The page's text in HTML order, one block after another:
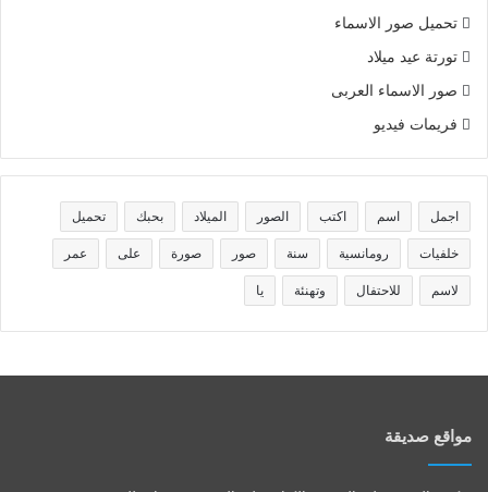
تحميل صور الاسماء
تورتة عيد ميلاد
صور الاسماء العربى
فريمات فيديو
اجمل اسم اكتب الصور الميلاد بحبك تحميل
خلفيات رومانسية سنة صور صورة على عمر
لاسم للاحتفال وتهنئة يا
مواقع صديقة